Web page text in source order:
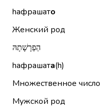
hафрашато
Женский род
הַפְרָשָׁתָהּ
hафрашата(h)
Множественное число
Мужской род